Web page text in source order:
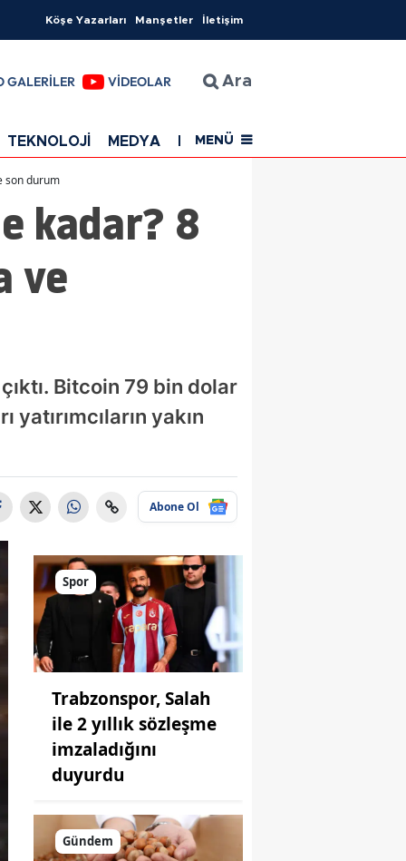
Köşe Yazarları Manşetler İletişim
GALERİLER VİDEOLAR Ara
TEKNOLOJİ MEDYA EĞİTİM SAĞLIK
MENÜ
son durum
kadar? 8
ve
Bitcoin 79 bin dolar
yakın
Abone Ol
Spor
Trabzonspor, Salah
ile 2 yıllık sözleşme
imzaladığını
duyurdu
Gündem